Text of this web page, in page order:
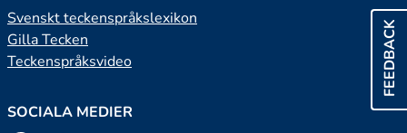
FEEDBACK
Svenskt teckenspråkslexikon
Gilla Tecken
Teckenspråksvideo
SOCIALA MEDIER